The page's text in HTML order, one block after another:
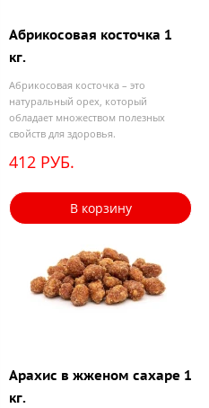
Абрикосовая косточка 1
кг.
Абрикосовая косточка – это
натуральный орех, который
обладает множеством полезных
свойств для здоровья.
412 РУБ.
В корзину
Арахис в жженом сахаре 1
кг.